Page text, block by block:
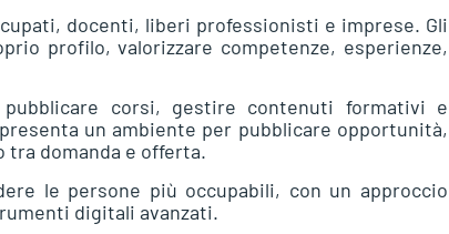
docenti, liberi professionisti e imprese. Gli
profilo, valorizzare competenze, esperienze,
corsi, gestire contenuti formativi e
un ambiente per pubblicare opportunità,
domanda e offerta.
le persone più occupabili, con un approccio
digitali avanzati.